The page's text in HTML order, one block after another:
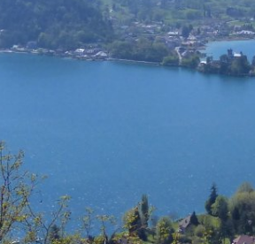
Actes
Réglementaires
Services municipaux
Intercommunalité
Emplois / Marchés
Finances